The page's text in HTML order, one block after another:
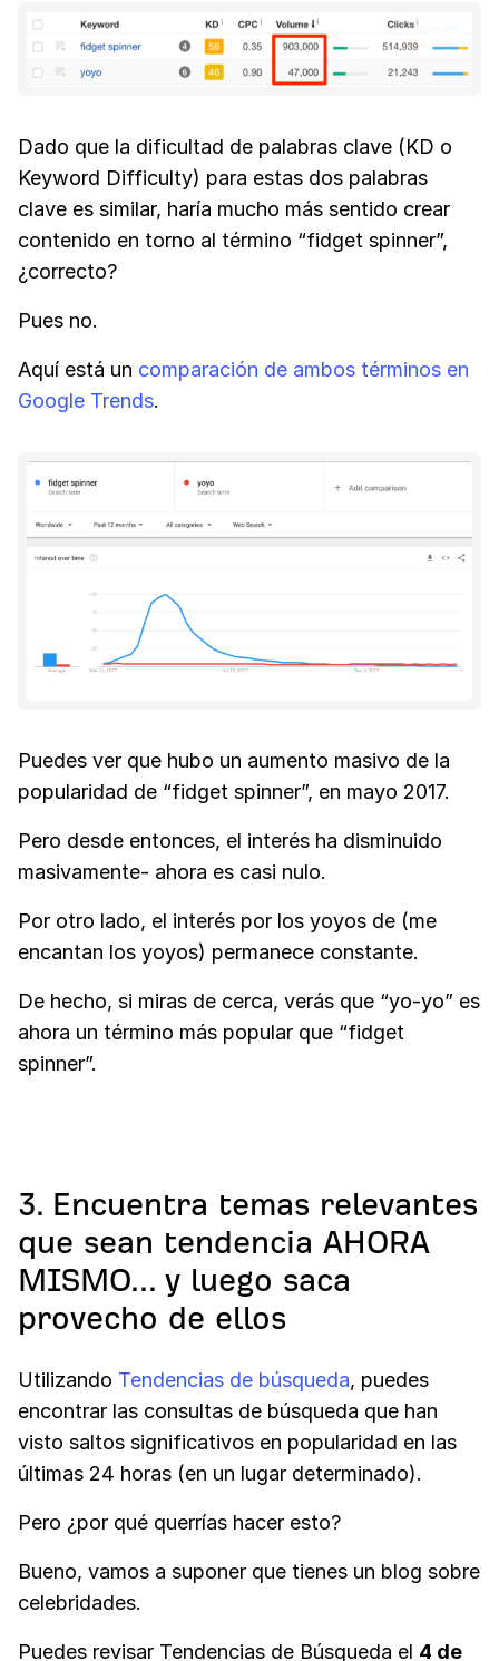
Dado que la dificultad de palabras clave (KD o
Keyword Difficulty) para estas dos palabras
clave es similar, haría mucho más sentido crear
contenido en torno al término “fidget spinner”,
¿correcto?
Pues no.
Aquí está un comparación de ambos términos en
Google Trends.
Puedes ver que hubo un aumento masivo de la
popularidad de “fidget spinner”, en mayo 2017.
Pero desde entonces, el interés ha disminuido
masivamente- ahora es casi nulo.
Por otro lado, el interés por los yoyos de (me
encantan los yoyos) permanece constante.
De hecho, si miras de cerca, verás que “yo-yo” es
ahora un término más popular que “fidget
spinner”.
3. Encuentra temas relevantes
que sean tendencia AHORA
MISMO... y luego saca
provecho de ellos
Utilizando Tendencias de búsqueda, puedes
encontrar las consultas de búsqueda que han
visto saltos significativos en popularidad en las
últimas 24 horas (en un lugar determinado).
Pero ¿por qué querrías hacer esto?
Bueno, vamos a suponer que tienes un blog sobre
celebridades.
Puedes revisar Tendencias de Búsqueda el 4 de